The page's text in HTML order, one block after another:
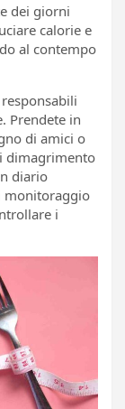
dei giorni
calorie e
al contempo
Prendete in
di amici o
dimagrimento
diario
monitoraggio
i